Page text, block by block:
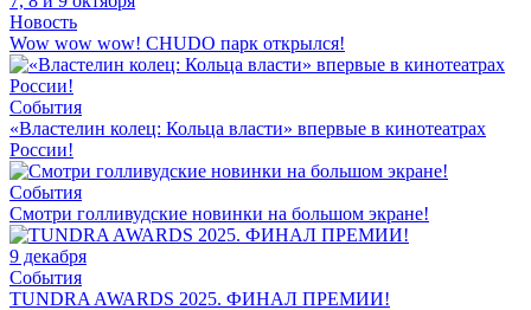
Новость
Wow wow wow! CHUDO парк открылся!
События
«Властелин колец: Кольца власти» впервые в кинотеатрах
России!
События
Смотри голливудские новинки на большом экране!
9 декабря
События
TUNDRA AWARDS 2025. ФИНАЛ ПРЕМИИ!